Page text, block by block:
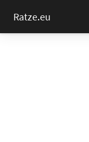
Ratze.eu